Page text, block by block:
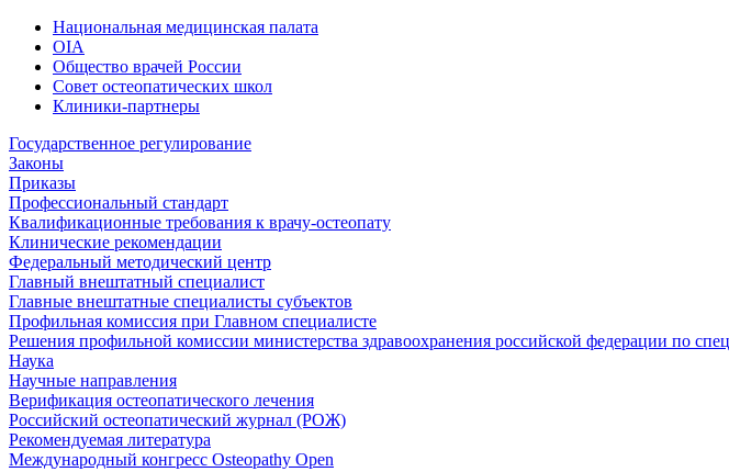
Национальная медицинская палата
OIA
Общество врачей России
Совет остеопатических школ
Клиники-партнеры
Государственное регулирование
Законы
Приказы
Профессиональный стандарт
Квалификационные требования к врачу-остеопату
Клинические рекомендации
Федеральный методический центр
Главный внештатный специалист
Главные внештатные специалисты субъектов
Профильная комиссия при Главном специалисте
Решения профильной комиссии министерства здравоохранения российской федерации по
Наука
Научные направления
Верификация остеопатического лечения
Российский остеопатический журнал (РОЖ)
Рекомендуемая литература
Международный конгресс Osteopathy Open